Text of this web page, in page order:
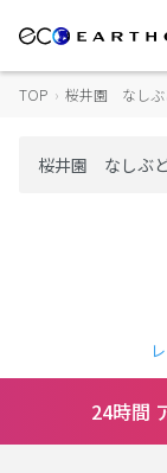
TOP › 桜井園 なしぶ
24時間